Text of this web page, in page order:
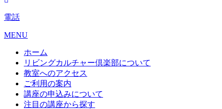
電話
MENU
ホーム
リビングカルチャー倶楽部について
教室へのアクセス
ご利用の案内
講座の申込みについて
注目の講座から探す